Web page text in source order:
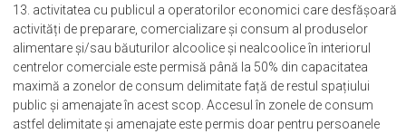
13. activitatea cu publicul a operatorilor economici care desfășoară
activități de preparare, comercializare și consum al produselor
alimentare și/sau băuturilor alcoolice și nealcoolice în interiorul
centrelor comerciale este permisă până la 50% din capacitatea
maximă a zonelor de consum delimitate față de restul spațiului
public și amenajate în acest scop. Accesul în zonele de consum
astfel delimitate și amenajate este permis doar pentru persoanele